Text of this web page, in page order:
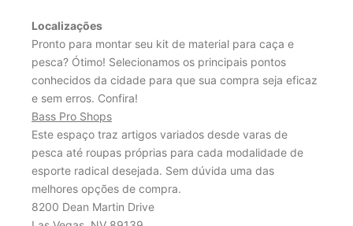
Localizações
Pronto para montar seu kit de material para caça e
pesca? Ótimo! Selecionamos os principais pontos
conhecidos da cidade para que sua compra seja eficaz
e sem erros. Confira!
Bass Pro Shops
Este espaço traz artigos variados desde varas de
pesca até roupas próprias para cada modalidade de
esporte radical desejada. Sem dúvida uma das
melhores opções de compra.
8200 Dean Martin Drive